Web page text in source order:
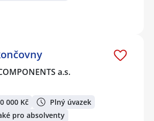
a.s.
000 Kč
Plný úvazek
pro absolventy